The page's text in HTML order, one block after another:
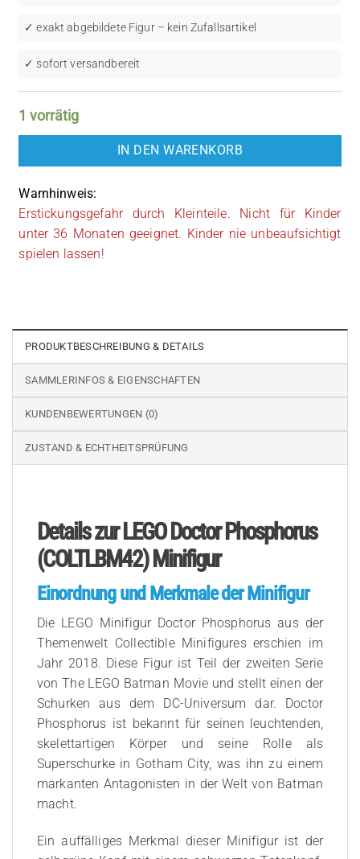
✓ exakt abgebildete Figur – kein Zufallsartikel
✓ sofort versandbereit
1 vorrätig
IN DEN WARENKORB
Warnhinweis:
Erstickungsgefahr durch Kleinteile. Nicht für Kinder
unter 36 Monaten geeignet. Kinder nie unbeaufsichtigt
spielen lassen!
PRODUKTBESCHREIBUNG & DETAILS
SAMMLERINFOS & EIGENSCHAFTEN
KUNDENBEWERTUNGEN (0)
ZUSTAND & ECHTHEITSPRÜFUNG
Details zur LEGO Doctor Phosphorus
(COLTLBM42) Minifigur
Einordnung und Merkmale der Minifigur
Die LEGO Minifigur Doctor Phosphorus aus der
Themenwelt Collectible Minifigures erschien im
Jahr 2018. Diese Figur ist Teil der zweiten Serie
von The LEGO Batman Movie und stellt einen der
Schurken aus dem DC-Universum dar. Doctor
Phosphorus ist bekannt für seinen leuchtenden,
skelettartigen Körper und seine Rolle als
Superschurke in Gotham City, was ihn zu einem
markanten Antagonisten in der Welt von Batman
macht.
Ein auffälliges Merkmal dieser Minifigur ist der